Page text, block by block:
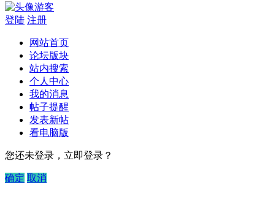
游客
登陆 注册
网站首页
论坛版块
站内搜索
个人中心
我的消息
帖子提醒
发表新帖
看电脑版
您还未登录，立即登录？
确定 取消